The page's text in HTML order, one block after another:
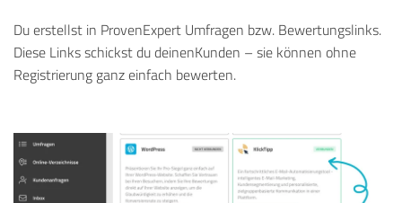
Du erstellst in ProvenExpert Umfragen bzw. Bewertungslinks.
Diese Links schickst du deinenKunden – sie können ohne
Registrierung ganz einfach bewerten.